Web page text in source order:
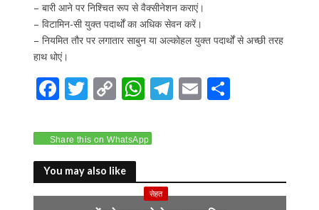
– बारी आने पर निश्चित रूप से वैक्सीनेशन कराएं।
– विटामिन-सी युक्त पदार्थों का अधिक सेवन करें।
– नियमित तौर पर लगातार साबुन या अल्कोहल युक्त पदार्थों से अच्छी तरह
हाथ धोएं।
F
e
b
o
o
T
itt
er
C
p
y
Li
n
W
at
A
p
T
a
m
E S
Share this on WhatsApp
You may also like
सेहत